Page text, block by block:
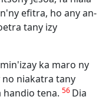
efitra, ho any an-
tany izy
ka maro ny
no niakatra tany
handio tena. 56 Dia